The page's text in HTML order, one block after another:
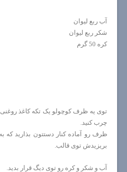
آب ربع لیوان
شکر ربع لیوان
کره 50 گرم
توی یه ظرف کوچولو یک تکه کاغذ روغنی
چرب کنید.
ظرف رو آماده کنار دستتون بذارید که
بریزیدش توی قالب.
آب و شکر و کره رو توی دیگ قرار بدید.